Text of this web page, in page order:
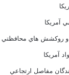
آمريکا
و روکشش هاي محافظتي
آمريکا
مفاصل ارتجاعي